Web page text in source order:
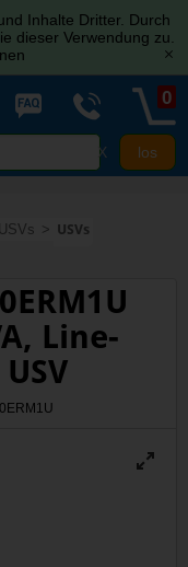
Inhalte Dritter. Durch
dieser Verwendung zu.
[x]
X
0
USVs
Line-